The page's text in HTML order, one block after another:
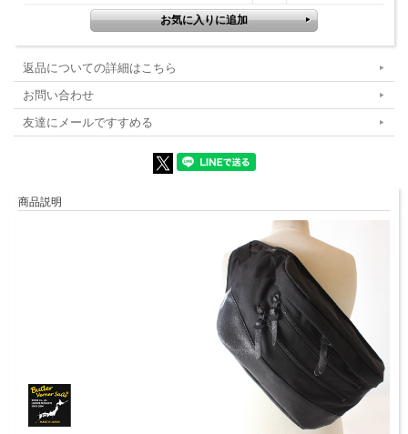
返品についての詳細はこちら
お問い合わせ
友達にメールですすめる
商品説明